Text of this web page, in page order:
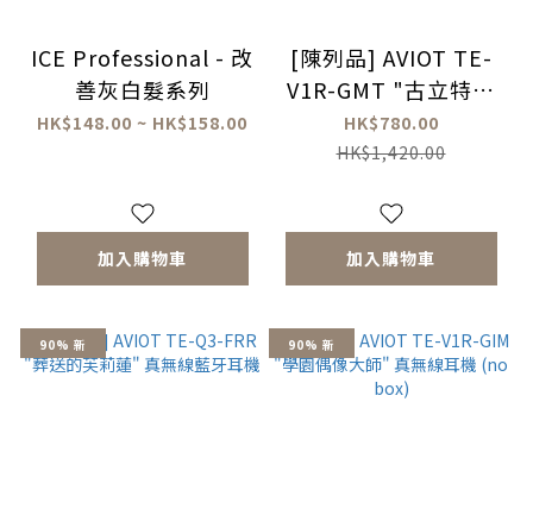
ICE Professional - 改
善灰白髮系列
HK$148.00 ~ HK$158.00
加入購物車
[陳列品] AVIOT TE-
V1R-GMT "古立特宇
宙" 真無線耳機
HK$780.00
HK$1,420.00
加入購物車
90% 新 90% 新